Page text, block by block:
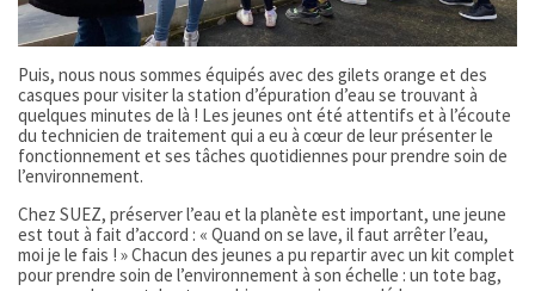
Puis, nous nous sommes équipés avec des gilets orange et des
casques pour visiter la station d’épuration d’eau se trouvant à
quelques minutes de là ! Les jeunes ont été attentifs et à l’écoute
du technicien de traitement qui a eu à cœur de leur présenter le
fonctionnement et ses tâches quotidiennes pour prendre soin de
l’environnement.
Chez SUEZ, préserver l’eau et la planète est important, une jeune
est tout à fait d’accord : « Quand on se lave, il faut arrêter l’eau,
moi je le fais ! » Chacun des jeunes a pu repartir avec un kit complet
pour prendre soin de l’environnement à son échelle : un tote bag,